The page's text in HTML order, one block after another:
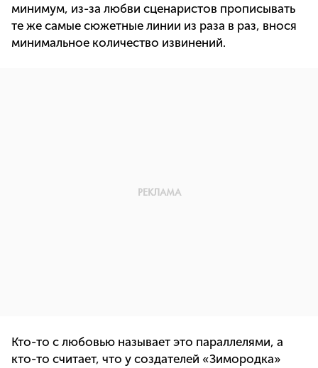
минимум, из-за любви сценаристов прописывать
те же самые сюжетные линии из раза в раз, внося
минимальное количество извинений.
Кто-то с любовью называет это параллелями, а
кто-то считает, что у создателей «Зимородка»